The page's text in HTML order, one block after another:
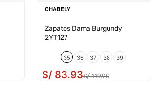
CHABELY
Zapatos Dama Burgundy
2YT127
35 36 37 38 39
S/ 83.93S/ 119.90